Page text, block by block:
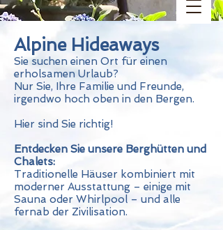
Alpine Hideaways
Sie suchen einen Ort für einen
erholsamen Urlaub?
Nur Sie, Ihre Familie und Freunde,
irgendwo hoch oben in den Bergen.
Hier sind Sie richtig!
Entdecken Sie unsere Berghütten und
Chalets:
Traditionelle Häuser kombiniert mit
moderner Ausstattung – einige mit
Sauna oder Whirlpool – und alle
fernab der Zivilisation.